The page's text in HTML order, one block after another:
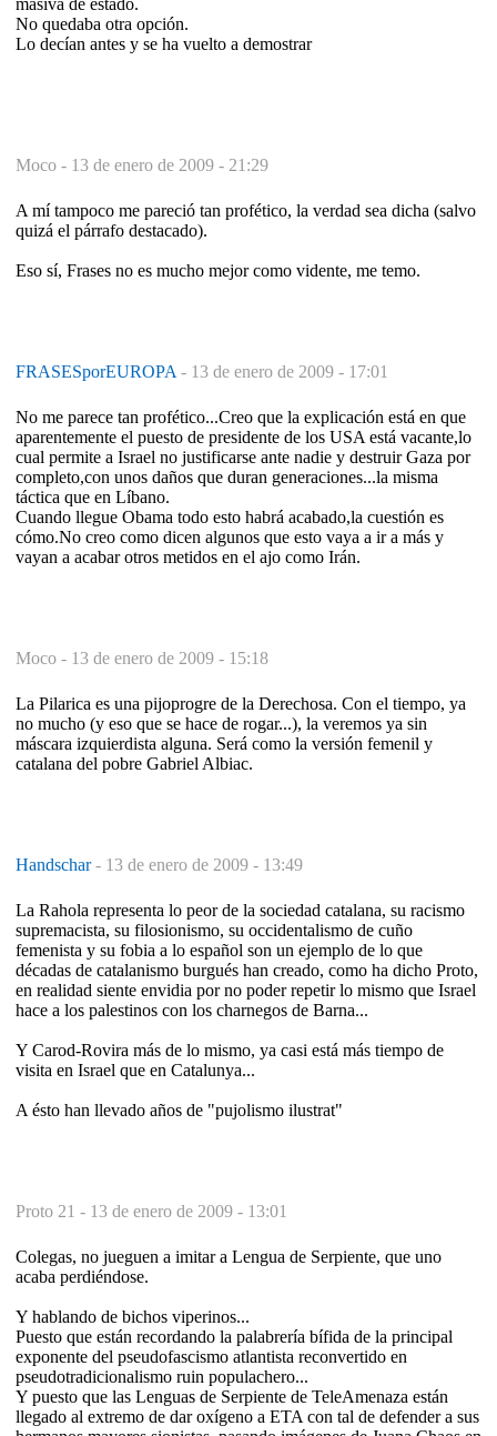
No quedaba otra opción.
Lo decían antes y se ha vuelto a demostrar
Moco - 13 de enero de 2009 - 21:29
A mí tampoco me pareció tan profético, la verdad sea dicha (salvo
quizá el párrafo destacado).
Eso sí, Frases no es mucho mejor como vidente, me temo.
FRASESporEUROPA - 13 de enero de 2009 - 17:01
No me parece tan profético...Creo que la explicación está en que
aparentemente el puesto de presidente de los USA está vacante,lo
cual permite a Israel no justificarse ante nadie y destruir Gaza por
completo,con unos daños que duran generaciones...la misma
táctica que en Líbano.
Cuando llegue Obama todo esto habrá acabado,la cuestión es
cómo.No creo como dicen algunos que esto vaya a ir a más y
vayan a acabar otros metidos en el ajo como Irán.
Moco - 13 de enero de 2009 - 15:18
La Pilarica es una pijoprogre de la Derechosa. Con el tiempo, ya
no mucho (y eso que se hace de rogar...), la veremos ya sin
máscara izquierdista alguna. Será como la versión femenil y
catalana del pobre Gabriel Albiac.
Handschar- 13 de enero de 2009 - 13:49
La Rahola representa lo peor de la sociedad catalana, su racismo
supremacista, su filosionismo, su occidentalismo de cuño
femenista y su fobia a lo español son un ejemplo de lo que
décadas de catalanismo burgués han creado, como ha dicho Proto,
en realidad siente envidia por no poder repetir lo mismo que Israel
hace a los palestinos con los charnegos de Barna...
Y Carod-Rovira más de lo mismo, ya casi está más tiempo de
visita en Israel que en Catalunya...
A ésto han llevado años de "pujolismo ilustrat"
Proto 21 - 13 de enero de 2009 - 13:01
Colegas, no jueguen a imitar a Lengua de Serpiente, que uno
acaba perdiéndose.
Y hablando de bichos viperinos...
Puesto que están recordando la palabrería bífida de la principal
exponente del pseudofascismo atlantista reconvertido en
pseudotradicionalismo ruin populachero...
Y puesto que las Lenguas de Serpiente de TeleAmenaza están
llegado al extremo de dar oxígeno a ETA con tal de defender a sus